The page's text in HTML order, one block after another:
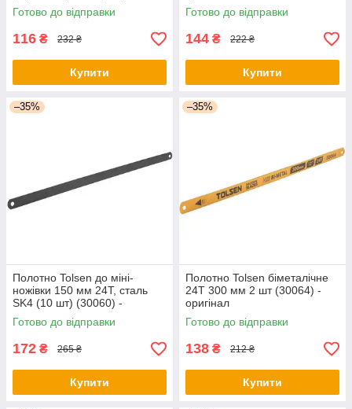
Готово до відправки
116 ₴ 232 ₴
Купити
Готово до відправки
144 ₴ 222 ₴
Купити
–35%
Полотно Tolsen до міні-
ножівки 150 мм 24Т, сталь
SK4 (10 шт) (30060) -
оригінал
Готово до відправки
172 ₴ 265 ₴
Купити
–35%
Полотно Tolsen біметалічне
24Т 300 мм 2 шт (30064) -
оригінал
Готово до відправки
138 ₴ 212 ₴
Купити